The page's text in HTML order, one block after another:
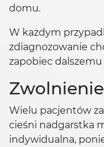
domu.
W każdym
zdiagnozowanie
zapobiec
Wielu pacjentów
cieśni nadgarstka
indywidualna,